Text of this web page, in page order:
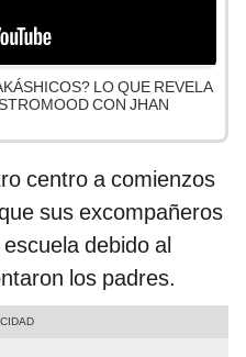
LO QUE REVELA
CON JHAN
centro a comienzos
sus excompañeros
debido al
los padres.